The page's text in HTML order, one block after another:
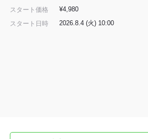
スタート価格
¥4,980
スタート日時
2026.8.4 (火) 10:00